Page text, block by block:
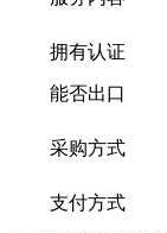
拥有认证
能否出口
采购方式
支付方式